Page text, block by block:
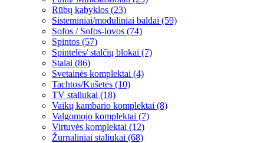
Rūbų kabyklos (23)
Sisteminiai/moduliniai baldai (59)
Sofos / Sofos-lovos (74)
Spintos (57)
Spintelės/ stalčių blokai (7)
Stalai (86)
Svetainės komplektai (4)
Tachtos/Kušetės (10)
TV staliukai (18)
Vaikų kambario komplektai (8)
Valgomojo komplektai (7)
Virtuvės komplektai (12)
Žurnaliniai staliukai (68)